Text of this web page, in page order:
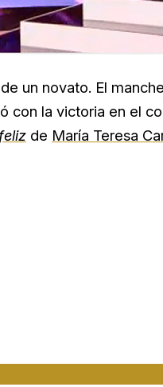
un novato. El
con la victoria en el
de María Teresa